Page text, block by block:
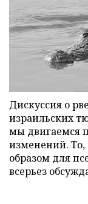
Дискуссия о
израильских
мы двигаемся
изменений. То,
образом для
всерьез